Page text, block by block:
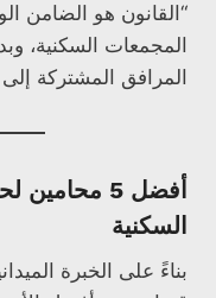
“القانون هو الضامن
المجمعات السكنية،
المرافق المشتركة
أفضل 5
السكنية
بناءً على الخبرة